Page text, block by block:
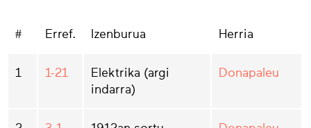
# Erref. Izenburua Herria
1 1-21
Elektrika (argi
indarra)
Donapaleu